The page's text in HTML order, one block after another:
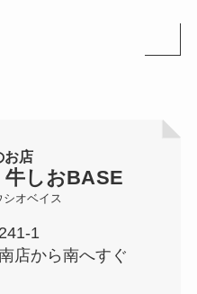
お店
しおBASE
シオベイス
1
店から南へすぐ